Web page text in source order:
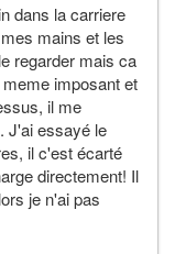
dans la carriere
mains et les
regarder mais ca
imposant et
il me
J'ai essayé le
il c'est écarté
directement! Il
je n'ai pas